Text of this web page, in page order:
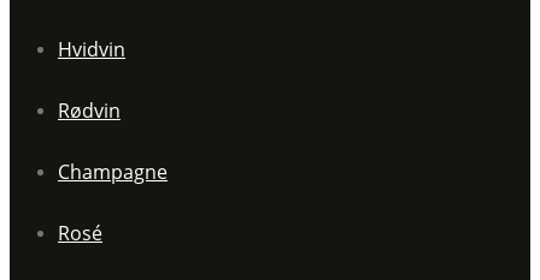
Hvidvin
Rødvin
Champagne
Rosé